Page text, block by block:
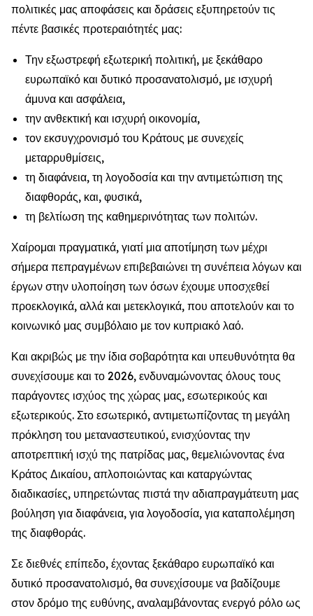
πολιτικές μας αποφάσεις και δράσεις εξυπηρετούν τις
πέντε βασικές προτεραιότητές μας:
Την εξωστρεφή εξωτερική πολιτική, με ξεκάθαρο
ευρωπαϊκό και δυτικό προσανατολισμό, με ισχυρή
άμυνα και ασφάλεια,
την ανθεκτική και ισχυρή οικονομία,
τον εκσυγχρονισμό του Κράτους με συνεχείς
μεταρρυθμίσεις,
τη διαφάνεια, τη λογοδοσία και την αντιμετώπιση της
διαφθοράς, και, φυσικά,
τη βελτίωση της καθημερινότητας των πολιτών.
Χαίρομαι πραγματικά, γιατί μια αποτίμηση των μέχρι
σήμερα πεπραγμένων επιβεβαιώνει τη συνέπεια λόγων και
έργων στην υλοποίηση των όσων έχουμε υποσχεθεί
προεκλογικά, αλλά και μετεκλογικά, που αποτελούν και το
κοινωνικό μας συμβόλαιο με τον κυπριακό λαό.
Και ακριβώς με την ίδια σοβαρότητα και υπευθυνότητα θα
συνεχίσουμε και το 2026, ενδυναμώνοντας όλους τους
παράγοντες ισχύος της χώρας μας, εσωτερικούς και
εξωτερικούς. Στο εσωτερικό, αντιμετωπίζοντας τη μεγάλη
πρόκληση του μεταναστευτικού, ενισχύοντας την
αποτρεπτική ισχύ της πατρίδας μας, θεμελιώνοντας ένα
Κράτος Δικαίου, απλοποιώντας και καταργώντας
διαδικασίες, υπηρετώντας πιστά την αδιαπραγμάτευτη μας
βούληση για διαφάνεια, για λογοδοσία, για καταπολέμηση
της διαφθοράς.
Σε διεθνές επίπεδο, έχοντας ξεκάθαρο ευρωπαϊκό και
δυτικό προσανατολισμό, θα συνεχίσουμε να βαδίζουμε
στον δρόμο της ευθύνης, αναλαμβάνοντας ενεργό ρόλο ως